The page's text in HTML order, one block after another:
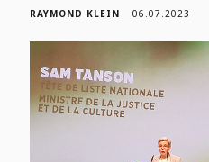
RAYMOND KLEIN 06.07.2023